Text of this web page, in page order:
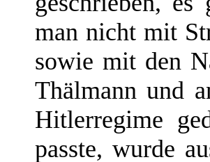
man nicht mit
sowie mit den
Thälmann und
Hitlerregime
passte, wurde